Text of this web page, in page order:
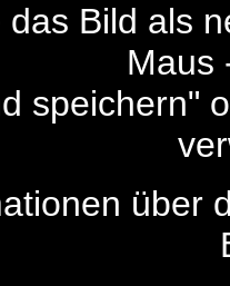
Bild als
Maus
speichern"
über